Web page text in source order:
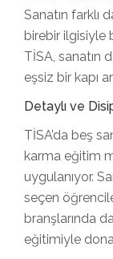
Sanatın farklı
birebir ilgisiyle
TİSA, sanatın
eşsiz bir kapı
Detaylı ve
TİSA’da beş
karma eğitim
uygulanıyor.
seçen
branşlarında
eğitimiyle